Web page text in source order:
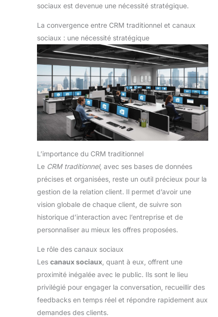
sociaux est devenue une nécessité stratégique.
La convergence entre CRM traditionnel et canaux
sociaux : une nécessité stratégique
L’importance du CRM traditionnel
Le CRM traditionnel, avec ses bases de données
précises et organisées, reste un outil précieux pour la
gestion de la relation client. Il permet d’avoir une
vision globale de chaque client, de suivre son
historique d’interaction avec l’entreprise et de
personnaliser au mieux les offres proposées.
Le rôle des canaux sociaux
Les canaux sociaux, quant à eux, offrent une
proximité inégalée avec le public. Ils sont le lieu
privilégié pour engager la conversation, recueillir des
feedbacks en temps réel et répondre rapidement aux
demandes des clients.